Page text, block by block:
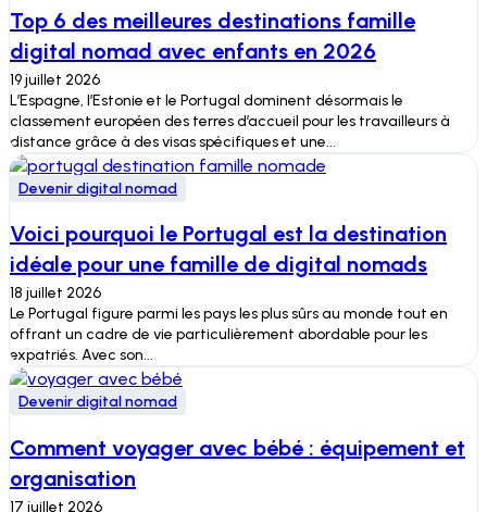
Top 6 des meilleures destinations famille
digital nomad avec enfants en 2026
19 juillet 2026
L’Espagne, l’Estonie et le Portugal dominent désormais le
classement européen des terres d’accueil pour les travailleurs à
distance grâce à des visas spécifiques et une...
Devenir digital nomad
Voici pourquoi le Portugal est la destination
idéale pour une famille de digital nomads
18 juillet 2026
Le Portugal figure parmi les pays les plus sûrs au monde tout en
offrant un cadre de vie particulièrement abordable pour les
expatriés. Avec son...
Devenir digital nomad
Comment voyager avec bébé : équipement et
organisation
17 juillet 2026